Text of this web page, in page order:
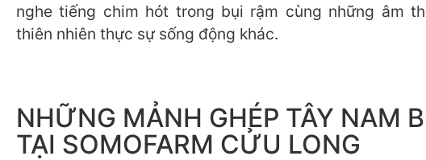
nghe tiếng chim hót trong bụi rậm cùng những âm
thiên nhiên thực sự sống động khác.
NHỮNG MẢNH GHÉP TÂY NAM
TẠI SOMOFARM CỬU LONG